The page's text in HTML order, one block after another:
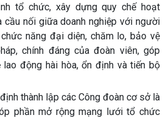
tổ chức, xây dựng quy chế hoạt
cầu nối giữa doanh nghiệp với người
năng đại diện, chăm lo, bảo vệ
chính đáng của đoàn viên, góp
lao động hài hòa, ổn định và tiến bộ
thành lập các Công đoàn cơ sở là
phần mở rộng mạng lưới tổ chức